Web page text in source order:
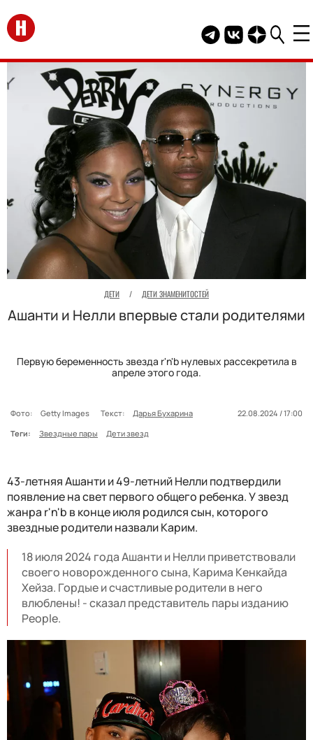
Перейти на главную
Telegram канал
Группа HELLO
Канал
ДЕТИ / ДЕТИ ЗНАМЕНИТОСТЕЙ
Ашанти и Нелли впервые стали родителями
Первую беременность звезда r'n'b нулевых рассекретила в
апреле этого года.
Фото: Getty Images Текст: Дарья Бухарина
22.08.2024 / 17:00
Теги:
Звездные пары Дети звезд
43-летняя Ашанти и 49-летний Нелли подтвердили
появление на свет первого общего ребенка. У звезд
жанра r'n'b в конце июля родился сын, которого
звездные родители назвали Карим.
18 июля 2024 года Ашанти и Нелли приветствовали
своего новорожденного сына, Карима Кенкайда
Хейза. Гордые и счастливые родители в него
влюблены! - сказал представитель пары изданию
People.